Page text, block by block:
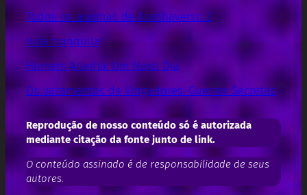
Todos os aranhas de Aranhaverso 2
Vida tranquila
Homem Aranha: Um Novo Dia
Os vazamentos de Vingadores: Guerras Secretas
Reprodução de nosso conteúdo só é autorizada
mediante citação da fonte junto de link.
O conteúdo assinado é de responsabilidade de seus
autores.